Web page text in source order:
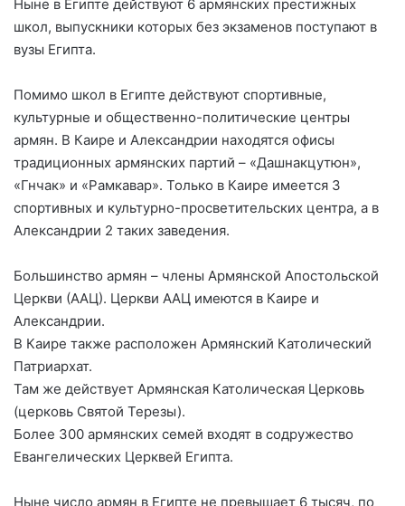
Ныне в Египте действуют 6 армянских престижных
школ, выпускники которых без экзаменов поступают в
вузы Египта.
Помимо школ в Египте действуют спортивные,
культурные и общественно-политические центры
армян. В Каире и Александрии находятся офисы
традиционных армянских партий – «Дашнакцутюн»,
«Гнчак» и «Рамкавар». Только в Каире имеется 3
спортивных и культурно-просветительских центра, а в
Александрии 2 таких заведения.
Большинство армян – члены Армянской Апостольской
Церкви (ААЦ). Церкви ААЦ имеются в Каире и
Александрии.
В Каире также расположен Армянский Католический
Патриархат.
Там же действует Армянская Католическая Церковь
(церковь Святой Терезы).
Более 300 армянских семей входят в содружество
Евангелических Церквей Египта.
Ныне число армян в Египте не превышает 6 тысяч, по